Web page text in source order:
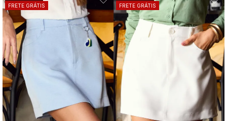
FRETE GRÁTIS
FRETE GRÁTIS